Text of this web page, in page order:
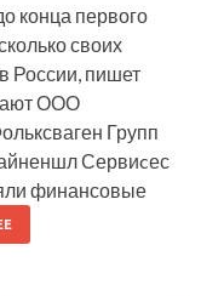
конца первого
своих
России, пишет
ООО
Групп
Сервиcес
финансовые